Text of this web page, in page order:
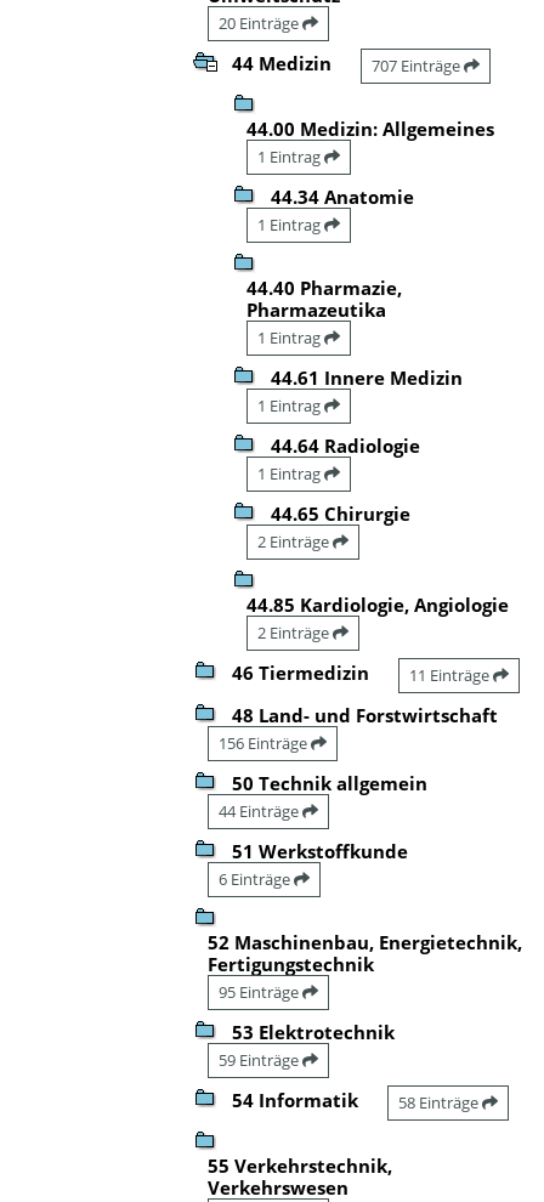
20 Einträge
44 Medizin 707 Einträge
44.00 Medizin: Allgemeines
1 Eintrag
44.34 Anatomie
1 Eintrag
44.40 Pharmazie,
Pharmazeutika
1 Eintrag
44.61 Innere Medizin
1 Eintrag
44.64 Radiologie
1 Eintrag
44.65 Chirurgie
2 Einträge
44.85 Kardiologie, Angiologie
2 Einträge
46 Tiermedizin 11 Einträge
48 Land- und Forstwirtschaft
156 Einträge
50 Technik allgemein
44 Einträge
51 Werkstoffkunde
6 Einträge
52 Maschinenbau, Energietechnik,
Fertigungstechnik
95 Einträge
53 Elektrotechnik
59 Einträge
54 Informatik 58 Einträge
55 Verkehrstechnik,
Verkehrswesen